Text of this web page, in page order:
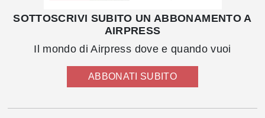
SOTTOSCRIVI SUBITO UN ABBONAMENTO A
AIRPRESS
Il mondo di Airpress dove e quando vuoi
ABBONATI SUBITO